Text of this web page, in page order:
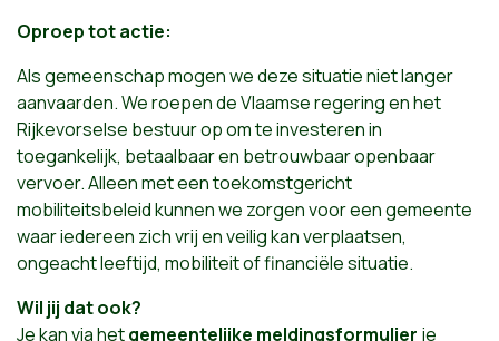
Oproep tot actie:
Als gemeenschap mogen we deze situatie niet langer
aanvaarden. We roepen de Vlaamse regering en het
Rijkevorselse bestuur op om te investeren in
toegankelijk, betaalbaar en betrouwbaar openbaar
vervoer. Alleen met een toekomstgericht
mobiliteitsbeleid kunnen we zorgen voor een gemeente
waar iedereen zich vrij en veilig kan verplaatsen,
ongeacht leeftijd, mobiliteit of financiële situatie.
Wil jij dat ook?
Je kan via hetgemeentelijke meldingsformulier je